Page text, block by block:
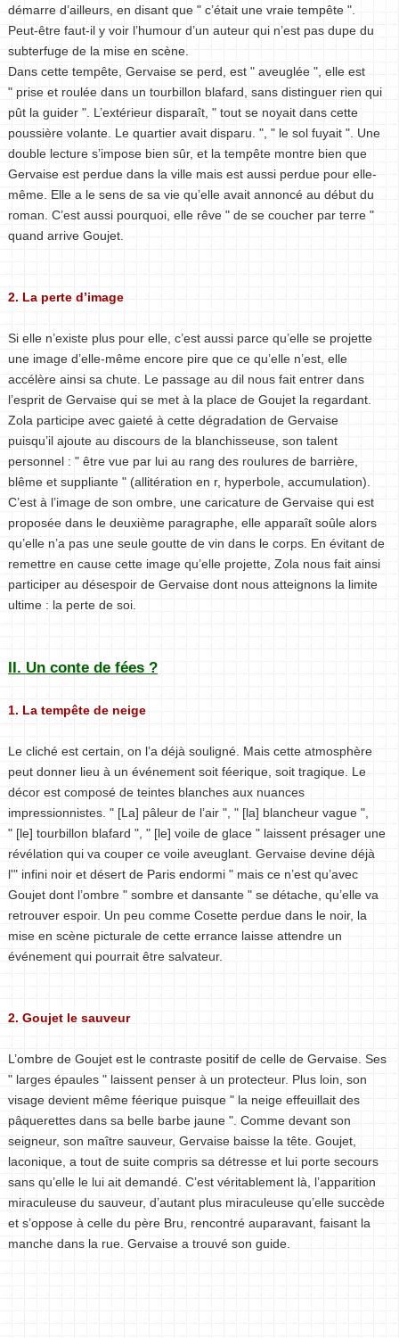
démarre d’ailleurs, en disant que " c’était une vraie tempête ".
Peut-être faut-il y voir l’humour d’un auteur qui n’est pas dupe du
subterfuge de la mise en scène.
Dans cette tempête, Gervaise se perd, est " aveuglée ", elle est
" prise et roulée dans un tourbillon blafard, sans distinguer rien qui
pût la guider ". L’extérieur disparaît, " tout se noyait dans cette
poussière volante. Le quartier avait disparu. ", " le sol fuyait ". Une
double lecture s’impose bien sûr, et la tempête montre bien que
Gervaise est perdue dans la ville mais est aussi perdue pour elle-
même. Elle a le sens de sa vie qu’elle avait annoncé au début du
roman. C’est aussi pourquoi, elle rêve " de se coucher par terre "
quand arrive Goujet.
2. La perte d’image
Si elle n’existe plus pour elle, c’est aussi parce qu’elle se projette
une image d’elle-même encore pire que ce qu’elle n’est, elle
accélère ainsi sa chute. Le passage au dil nous fait entrer dans
l’esprit de Gervaise qui se met à la place de Goujet la regardant.
Zola participe avec gaieté à cette dégradation de Gervaise
puisqu’il ajoute au discours de la blanchisseuse, son talent
personnel : " être vue par lui au rang des roulures de barrière,
blême et suppliante " (allitération en r, hyperbole, accumulation).
C’est à l’image de son ombre, une caricature de Gervaise qui est
proposée dans le deuxième paragraphe, elle apparaît soûle alors
qu’elle n’a pas une seule goutte de vin dans le corps. En évitant de
remettre en cause cette image qu’elle projette, Zola nous fait ainsi
participer au désespoir de Gervaise dont nous atteignons la limite
ultime : la perte de soi.
II. Un conte de fées ?
1. La tempête de neige
Le cliché est certain, on l’a déjà souligné. Mais cette atmosphère
peut donner lieu à un événement soit féerique, soit tragique. Le
décor est composé de teintes blanches aux nuances
impressionnistes. " [La] pâleur de l’air ", " [la] blancheur vague ",
" [le] tourbillon blafard ", " [le] voile de glace " laissent présager une
révélation qui va couper ce voile aveuglant. Gervaise devine déjà
l'" infini noir et désert de Paris endormi " mais ce n’est qu’avec
Goujet dont l’ombre " sombre et dansante " se détache, qu’elle va
retrouver espoir. Un peu comme Cosette perdue dans le noir, la
mise en scène picturale de cette errance laisse attendre un
événement qui pourrait être salvateur.
2. Goujet le sauveur
L’ombre de Goujet est le contraste positif de celle de Gervaise. Ses
" larges épaules " laissent penser à un protecteur. Plus loin, son
visage devient même féerique puisque " la neige effeuillait des
pâquerettes dans sa belle barbe jaune ". Comme devant son
seigneur, son maître sauveur, Gervaise baisse la tête. Goujet,
laconique, a tout de suite compris sa détresse et lui porte secours
sans qu’elle le lui ait demandé. C’est véritablement là, l’apparition
miraculeuse du sauveur, d’autant plus miraculeuse qu’elle succède
et s’oppose à celle du père Bru, rencontré auparavant, faisant la
manche dans la rue. Gervaise a trouvé son guide.